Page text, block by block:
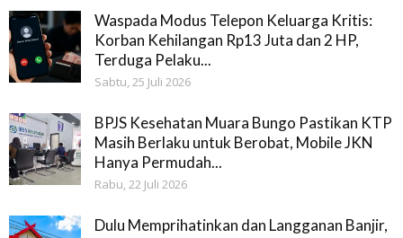
Waspada Modus Telepon Keluarga Kritis:
Korban Kehilangan Rp13 Juta dan 2 HP,
Terduga Pelaku...
Sabtu, 25 Juli 2026
BPJS Kesehatan Muara Bungo Pastikan KTP
Masih Berlaku untuk Berobat, Mobile JKN
Hanya Permudah...
Rabu, 22 Juli 2026
Dulu Memprihatinkan dan Langganan Banjir,